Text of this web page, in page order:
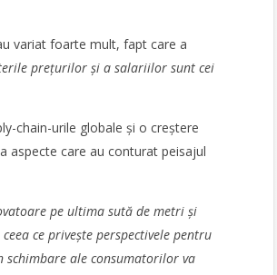
variat foarte mult, fapt care a
prețurilor și a salariilor sunt cei
chain-urile globale și o creștere
aspecte care au conturat peisajul
pe ultima sută de metri și
ce privește perspectivele pentru
schimbare ale consumatorilor va